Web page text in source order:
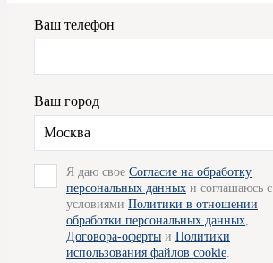
Ваш телефон
Ваш город
Москва
Я даю свое Согласие на обработку
персональных данных и соглашаюсь с
условиями Политики в отношении
обработки персональных данных
Договора-оферты и Политики
использования файлов cookie